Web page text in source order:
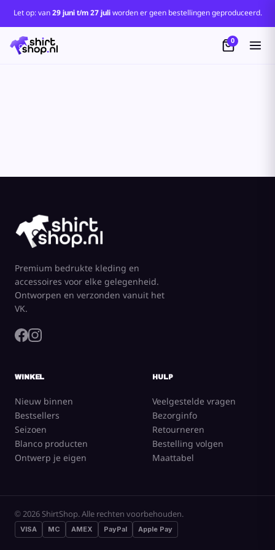
Let op: van29 juni t/m 27 juliworden er geen bestellingen geproduceerd.
0
Premium bedrukte kleding en
accessoires voor elke gelegenheid.
Ontworpen en verzonden vanuit het
VK.
WINKEL
Nieuw binnen
Bestsellers
Seizoen
Blanco producten
Ontwerp je eigen
HULP
Veelgestelde vragen
Bezorginfo
Retourneren
Bestelling volgen
Maattabel
© 2026 ShirtShop. Alle rechten voorbehouden.
VISA MC AMEX PayPal Apple Pay
Standaard
Price: Lowest First
Price: Highest First